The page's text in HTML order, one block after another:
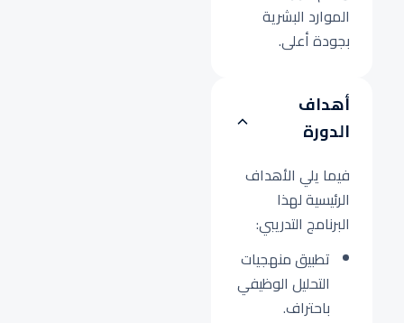
الموارد البشرية
بجودة أعلى.
أهداف
الدورة
فيما يلي الأهداف
الرئيسية لهذا
البرنامج التدريبي:
تطبيق منهجيات
التحليل الوظيفي
باحتراف.